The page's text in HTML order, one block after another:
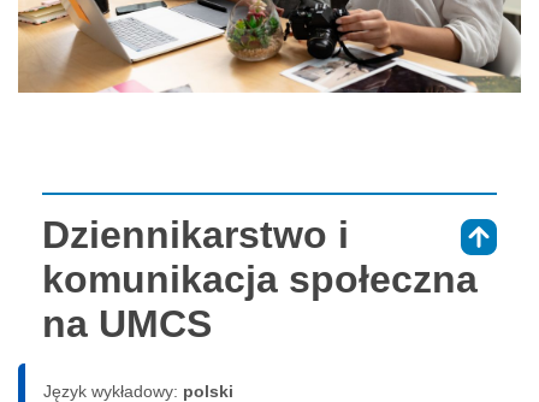
Dziennikarstwo i
komunikacja społeczna
na UMCS
Język wykładowy: polski